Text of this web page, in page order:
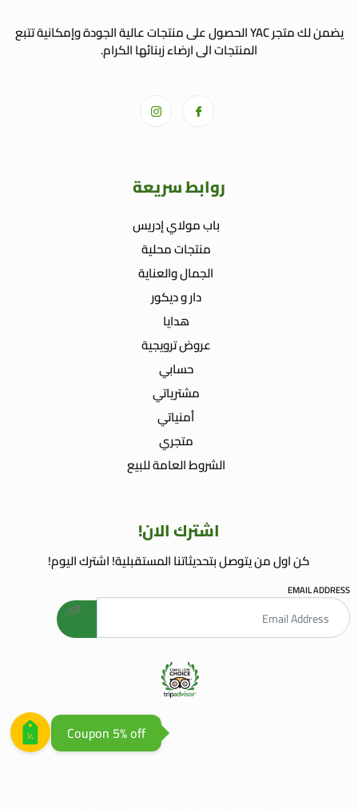
welcome gift
Coupon 5% off
يضمن لك متجر YAC الحصول على منتجات عالية الجودة وإمكانية تتبع
المنتجات الى ارضاء زبنائها الكرام.
روابط سريعة
باب مولاي إدريس
منتجات محلية
الجمال والعناية
دار و ديكور
هدايا
عروض ترويجية
حسابي
مشترياتي
أمنياتي
متجري
الشروط العامة للبيع
اشترك الان!
كن اول من يتوصل بتحديثاتنا المستقبلية! اشترك اليوم!
EMAIL ADDRESS